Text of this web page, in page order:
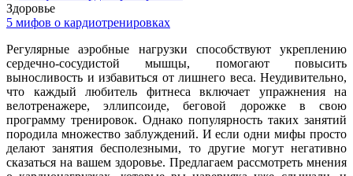
Здоровье
5 мифов о кардиотренировках
Регулярные аэробные нагрузки способствуют укреплению
сердечно-сосудистой мышцы, помогают повысить
выносливость и избавиться от лишнего веса. Неудивительно,
что каждый любитель фитнеса включает упражнения на
велотренажере, эллипсоиде, беговой дорожке в свою
программу тренировок. Однако популярность таких занятий
породила множество заблуждений. И если одни мифы просто
делают занятия бесполезными, то другие могут негативно
сказаться на вашем здоровье. Предлагаем рассмотреть мнения